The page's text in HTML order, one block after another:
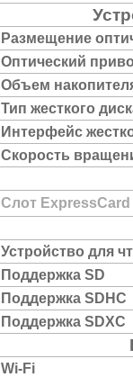
Размещение
Оптический
Объем
Тип жесткого
Интерфейс
Скорость
Слот ExpressCard
Устройство для
Поддержка SD
Поддержка SDHC
Поддержка SDXC
Wi-Fi